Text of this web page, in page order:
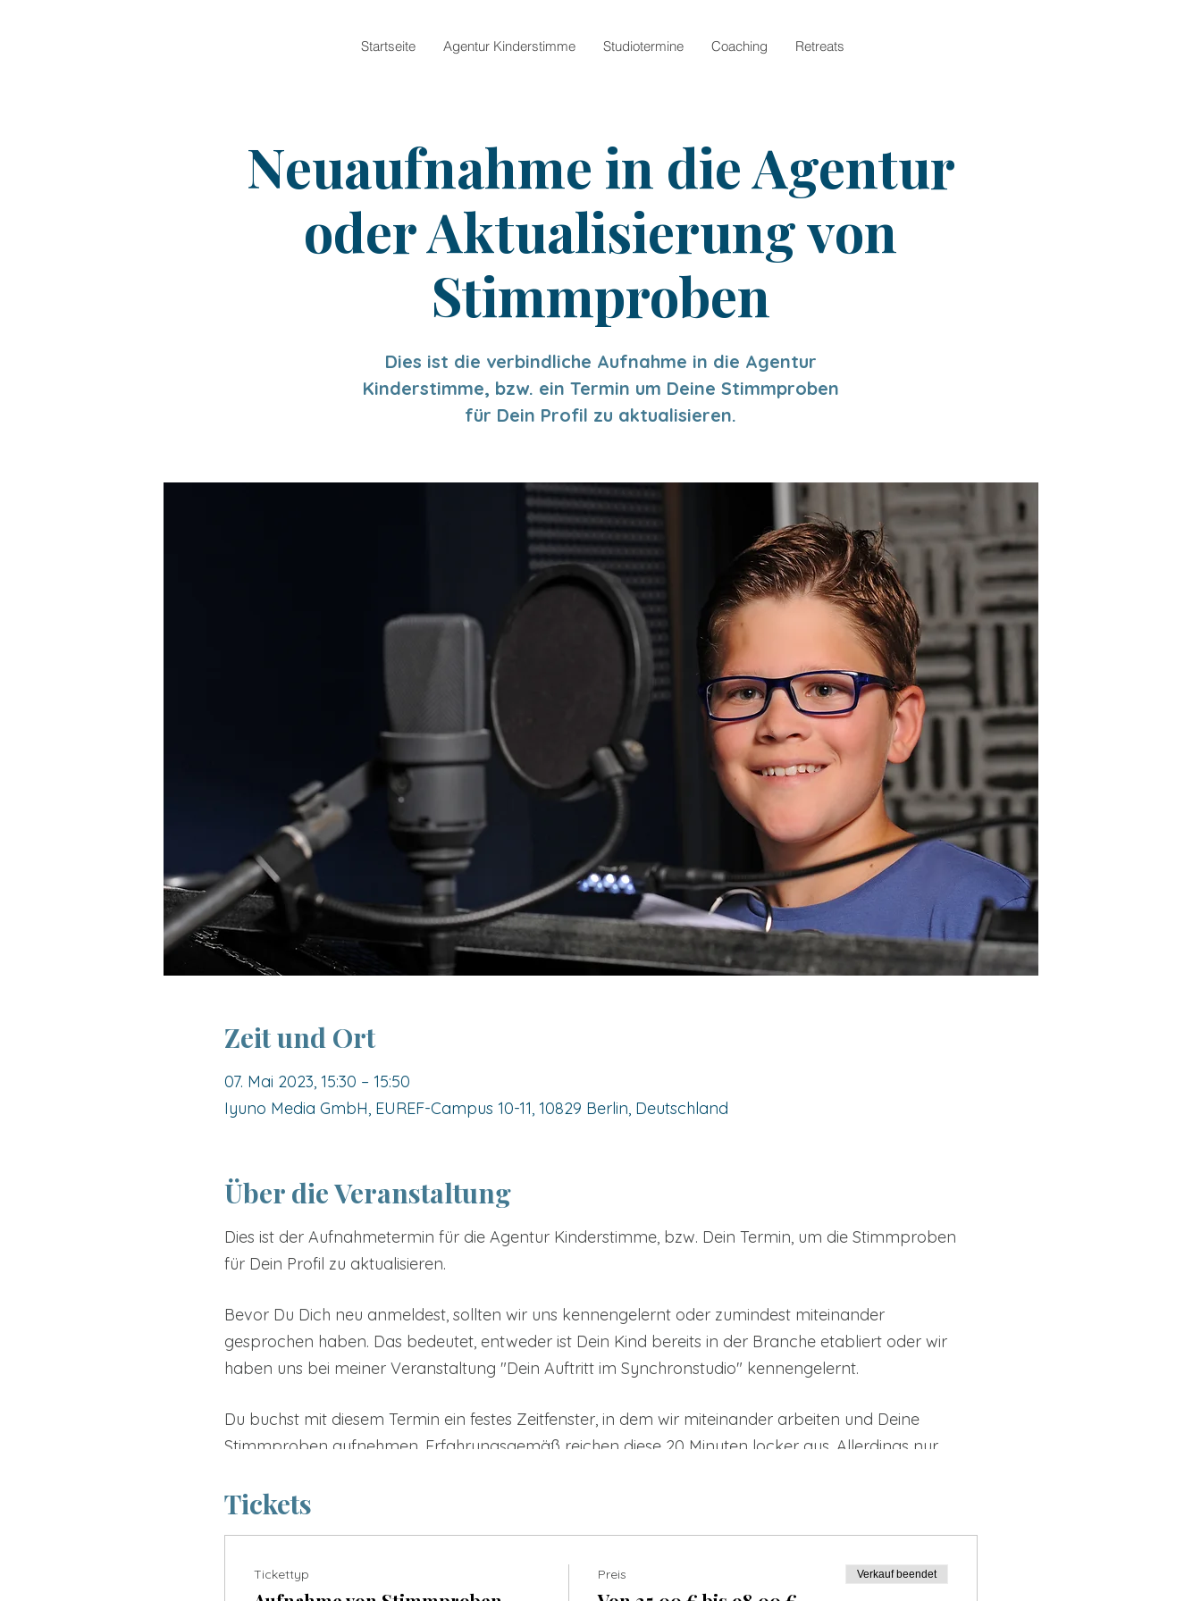
Startseite Agentur Kinderstimme Studiotermine Coaching Retreats
Neuaufnahme in die Agentur
oder Aktualisierung von
Stimmproben
Dies ist die verbindliche Aufnahme in die Agentur
Kinderstimme, bzw. ein Termin um Deine Stimmproben
für Dein Profil zu aktualisieren.
Zeit und Ort
07. Mai 2023, 15:30 – 15:50
Iyuno Media GmbH, EUREF-Campus 10-11, 10829 Berlin, Deutschland
Über die Veranstaltung
Dies ist der Aufnahmetermin für die Agentur Kinderstimme, bzw. Dein Termin, um die Stimmproben
für Dein Profil zu aktualisieren.
Bevor Du Dich neu anmeldest, sollten wir uns kennengelernt oder zumindest miteinander
gesprochen haben. Das bedeutet, entweder ist Dein Kind bereits in der Branche etabliert oder wir
haben uns bei meiner Veranstaltung "Dein Auftritt im Synchronstudio" kennengelernt.
Du buchst mit diesem Termin ein festes Zeitfenster, in dem wir miteinander arbeiten und Deine
Stimmproben aufnehmen. Erfahrungsgemäß reichen diese 20 Minuten locker aus. Allerdings nur,
Diese Aufnahme wird auch an die Kunden verschickt und entscheidet letztlich darüber, ob Du besetzt
Tickets
Tickettyp Preis Verkauf beendet